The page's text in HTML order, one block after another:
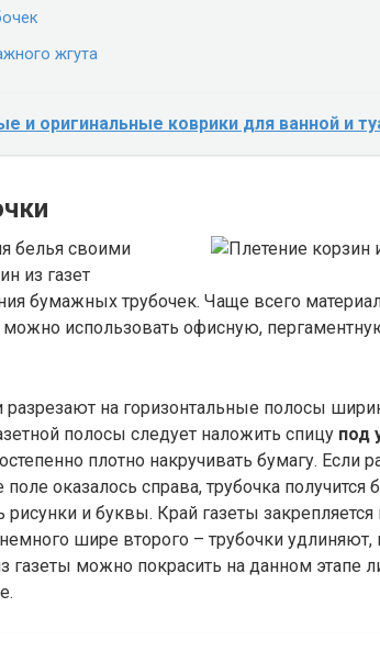
жгута
и оригинальные коврики для ванной и
белья своими
из газет
бумажных трубочек. Чаще всего
можно использовать офисную,
разрезают на горизонтальные полосы
полосы следует наложить спицу под
плотно накручивать бумагу. Если
поле оказалось справа, трубочка получится
рисунки и буквы. Край газеты
шире второго – трубочки удлиняют,
газеты можно покрасить на данном этапе